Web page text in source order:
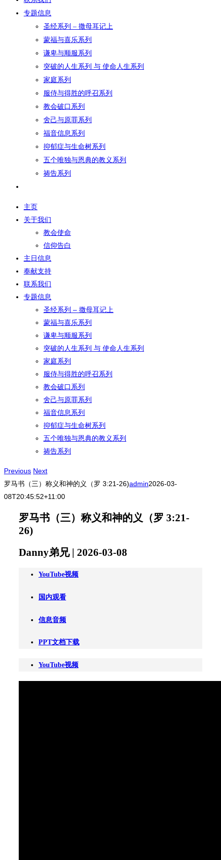
专题信息
圣经系列 – 撒母耳记上
蒙福与喜乐系列
谦卑与顺服系列
突破的人生系列 与 使命人生系列
家庭系列
服侍与得胜的呼召系列
教会破口系列
舍己与原罪系列
福音信息系列
抑郁症与生命树系列
五个唯独与恩典的教义系列
祷告系列
主页
关于我们
教会使命
信仰告白
主日信息
奉献支持
联系我们
专题信息
圣经系列 – 撒母耳记上
蒙福与喜乐系列
谦卑与顺服系列
突破的人生系列 与 使命人生系列
家庭系列
服侍与得胜的呼召系列
教会破口系列
舍己与原罪系列
福音信息系列
抑郁症与生命树系列
五个唯独与恩典的教义系列
祷告系列
Previous Next
罗马书（三）称义和神的义（罗 3:21-26)admin2026-03-
08T20:45:52+11:00
罗马书（三）称义和神的义（罗 3:21-
26)
Danny弟兄 | 2026-03-08
YouTube视频
国内观看
信息音频
PPT文档下载
YouTube视频